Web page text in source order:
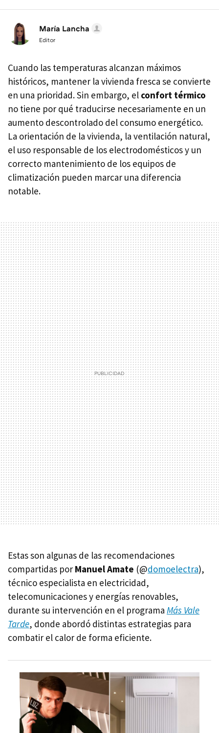
María Lancha
Editor
Cuando las temperaturas alcanzan máximos
históricos, mantener la vivienda fresca se convierte
en una prioridad. Sin embargo, el confort térmico
no tiene por qué traducirse necesariamente en un
aumento descontrolado del consumo energético.
La orientación de la vivienda, la ventilación natural,
el uso responsable de los electrodomésticos y un
correcto mantenimiento de los equipos de
climatización pueden marcar una diferencia
notable.
Estas son algunas de las recomendaciones
compartidas por Manuel Amate (@domoelectra),
técnico especialista en electricidad,
telecomunicaciones y energías renovables,
durante su intervención en el programa Más Vale
Tarde, donde abordó distintas estrategias para
combatir el calor de forma eficiente.